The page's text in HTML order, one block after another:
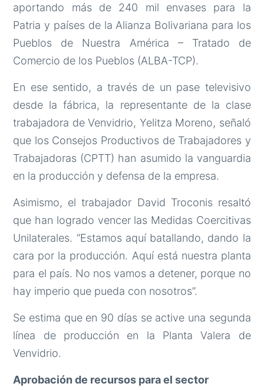
aportando más de 240 mil envases para la
Patria y países de la Alianza Bolivariana para los
Pueblos de Nuestra América – Tratado de
Comercio de los Pueblos (ALBA-TCP).
En ese sentido, a través de un pase televisivo
desde la fábrica, la representante de la clase
trabajadora de Venvidrio, Yelitza Moreno, señaló
que los Consejos Productivos de Trabajadores y
Trabajadoras (CPTT) han asumido la vanguardia
en la producción y defensa de la empresa.
Asimismo, el trabajador David Troconis resaltó
que han logrado vencer las Medidas Coercitivas
Unilaterales. “Estamos aquí batallando, dando la
cara por la producción. Aquí está nuestra planta
para el país. No nos vamos a detener, porque no
hay imperio que pueda con nosotros”.
Se estima que en 90 días se active una segunda
línea de producción en la Planta Valera de
Venvidrio.
Aprobación de recursos para el sector